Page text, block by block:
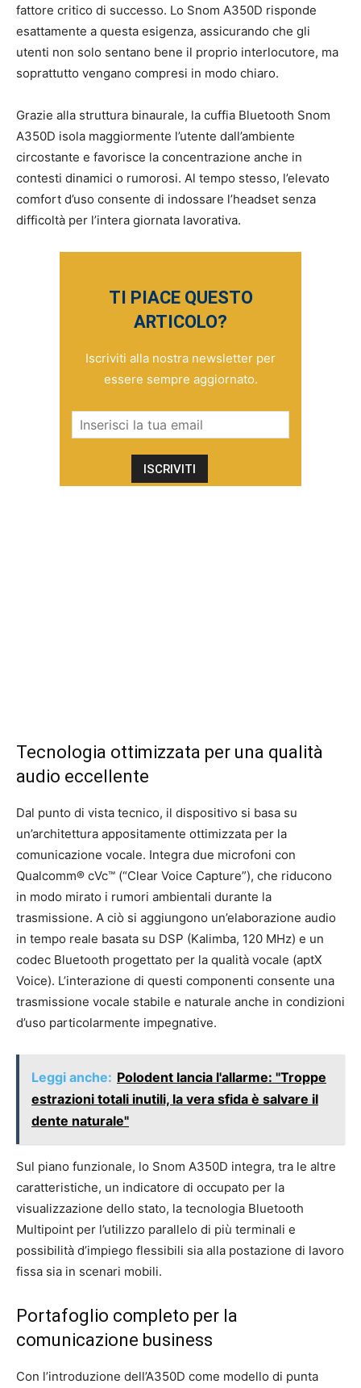
fattore critico di successo. Lo Snom A350D risponde
esattamente a questa esigenza, assicurando che gli
utenti non solo sentano bene il proprio interlocutore, ma
soprattutto vengano compresi in modo chiaro.
Grazie alla struttura binaurale, la cuffia Bluetooth Snom
A350D isola maggiormente l’utente dall’ambiente
circostante e favorisce la concentrazione anche in
contesti dinamici o rumorosi. Al tempo stesso, l’elevato
comfort d’uso consente di indossare l’headset senza
difficoltà per l’intera giornata lavorativa.
TI PIACE QUESTO
ARTICOLO?
Iscriviti alla nostra newsletter per
essere sempre aggiornato.
Tecnologia ottimizzata per una qualità
audio eccellente
Dal punto di vista tecnico, il dispositivo si basa su
un’architettura appositamente ottimizzata per la
comunicazione vocale. Integra due microfoni con
Qualcomm® cVc™ (“Clear Voice Capture”), che riducono
in modo mirato i rumori ambientali durante la
trasmissione. A ciò si aggiungono un’elaborazione audio
in tempo reale basata su DSP (Kalimba, 120 MHz) e un
codec Bluetooth progettato per la qualità vocale (aptX
Voice). L’interazione di questi componenti consente una
trasmissione vocale stabile e naturale anche in condizioni
d’uso particolarmente impegnative.
Leggi anche: Polodent lancia l'allarme: "Troppe
estrazioni totali inutili, la vera sfida è salvare il
dente naturale"
Sul piano funzionale, lo Snom A350D integra, tra le altre
caratteristiche, un indicatore di occupato per la
visualizzazione dello stato, la tecnologia Bluetooth
Multipoint per l’utilizzo parallelo di più terminali e
possibilità d’impiego flessibili sia alla postazione di lavoro
fissa sia in scenari mobili.
Portafoglio completo per la
comunicazione business
Con l’introduzione dell’A350D come modello di punta